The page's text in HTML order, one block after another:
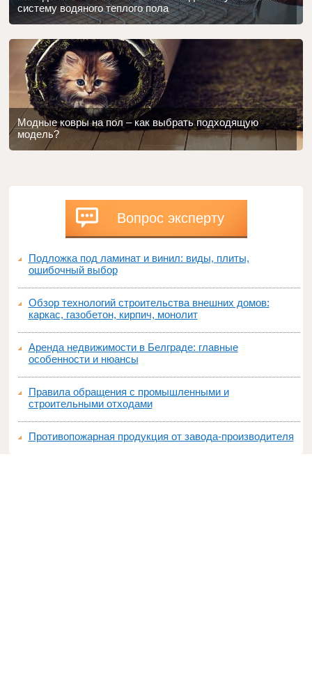
систему водяного теплого пола
Модные ковры на пол – как выбрать подходящую
модель?
Вопрос эксперту
Подложка под ламинат и винил: виды, плиты,
ошибочный выбор
Обзор технологий строительства внешних домов:
каркас, газобетон, кирпич, монолит
Аренда недвижимости в Белграде: главные
особенности и нюансы
Правила обращения с промышленными и
строительными отходами
Противопожарная продукция от завода-производителя